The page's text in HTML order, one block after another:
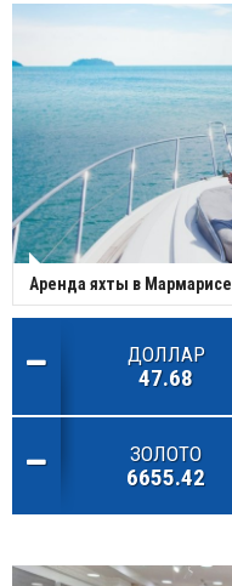
Аренда яхты в Мармарисе
ДОЛЛАР
47.68
ЗОЛОТО
6655.42